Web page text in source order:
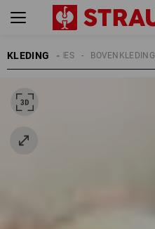
KLEDING BOVENKLEDING
DAMES